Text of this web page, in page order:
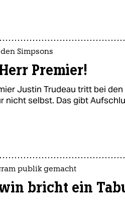
Simpsons
Premier!
Justin Trudeau tritt bei
nicht selbst. Das gibt
publik gemacht
bricht ein